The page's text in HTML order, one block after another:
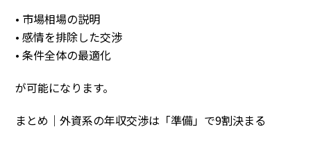
• 市場相場の説明
• 感情を排除した交渉
• 条件全体の最適化
が可能になります。
まとめ｜外資系の年収交渉は「準備」で9割決まる